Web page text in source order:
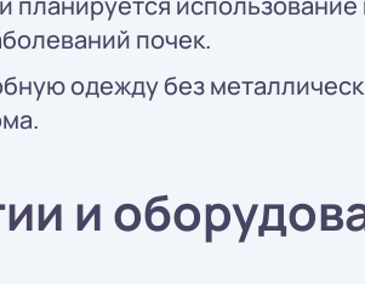
почек.
одежду без
и